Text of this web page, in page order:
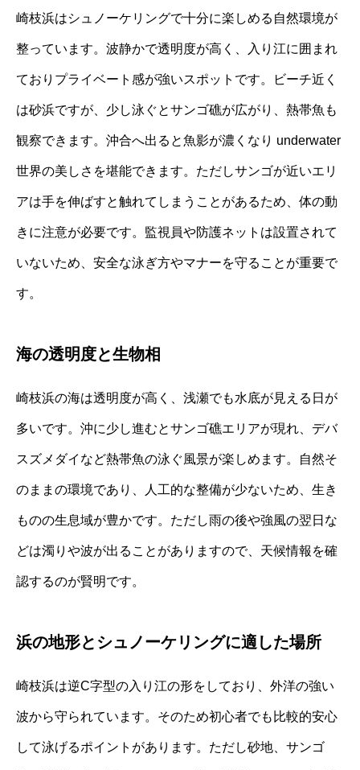
崎枝浜はシュノーケリングで十分に楽しめる自然環境が
整っています。波静かで透明度が高く、入り江に囲まれ
ておりプライベート感が強いスポットです。ビーチ近く
は砂浜ですが、少し泳ぐとサンゴ礁が広がり、熱帯魚も
観察できます。沖合へ出ると魚影が濃くなり underwater
世界の美しさを堪能できます。ただしサンゴが近いエリ
アは手を伸ばすと触れてしまうことがあるため、体の動
きに注意が必要です。監視員や防護ネットは設置されて
いないため、安全な泳ぎ方やマナーを守ることが重要で
す。
海の透明度と生物相
崎枝浜の海は透明度が高く、浅瀬でも水底が見える日が
多いです。沖に少し進むとサンゴ礁エリアが現れ、デバ
スズメダイなど熱帯魚の泳ぐ風景が楽しめます。自然そ
のままの環境であり、人工的な整備が少ないため、生き
ものの生息域が豊かです。ただし雨の後や強風の翌日な
どは濁りや波が出ることがありますので、天候情報を確
認するのが賢明です。
浜の地形とシュノーケリングに適した場所
崎枝浜は逆C字型の入り江の形をしており、外洋の強い
波から守られています。そのため初心者でも比較的安心
して泳げるポイントがあります。ただし砂地、サンゴ